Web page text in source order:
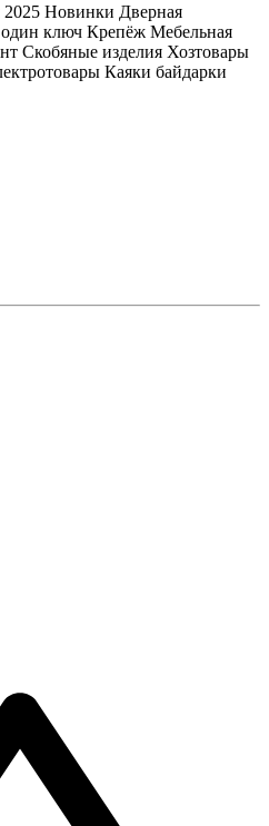
Новинки Дверная
ключ Крепёж Мебельная
Скобяные изделия Хозтовары
Каяки байдарки